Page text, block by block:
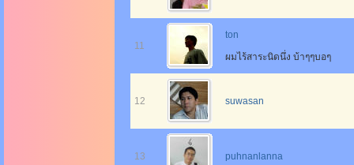
11
ton
ผมไร้สาระนิดนึ่ง บ้าๆๆบอๆ
12 suwasan
13 puhnanlanna